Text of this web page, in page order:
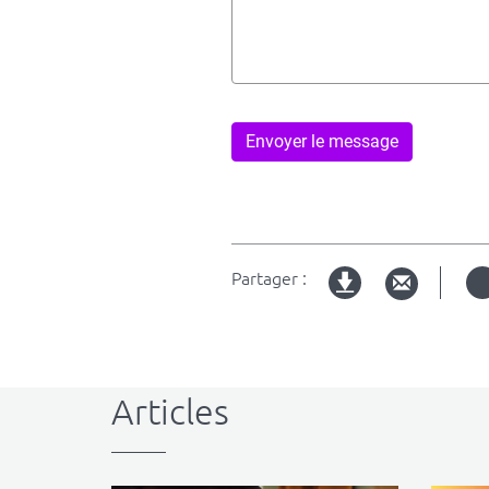
Envoyer le message
Partager :
Articles